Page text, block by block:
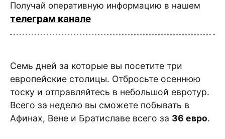
Получай оперативную информацию в нашем
телеграм канале
Семь дней за которые вы посетите три
европейские столицы. Отбросьте осеннюю
тоску и отправляйтесь в небольшой евротур.
Всего за неделю вы сможете побывать в
Афинах, Вене и Братиславе всего за 36 евро.